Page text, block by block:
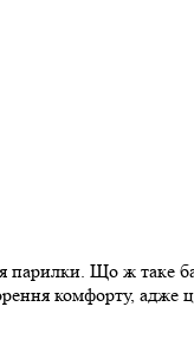
Що ж таке
комфорту,